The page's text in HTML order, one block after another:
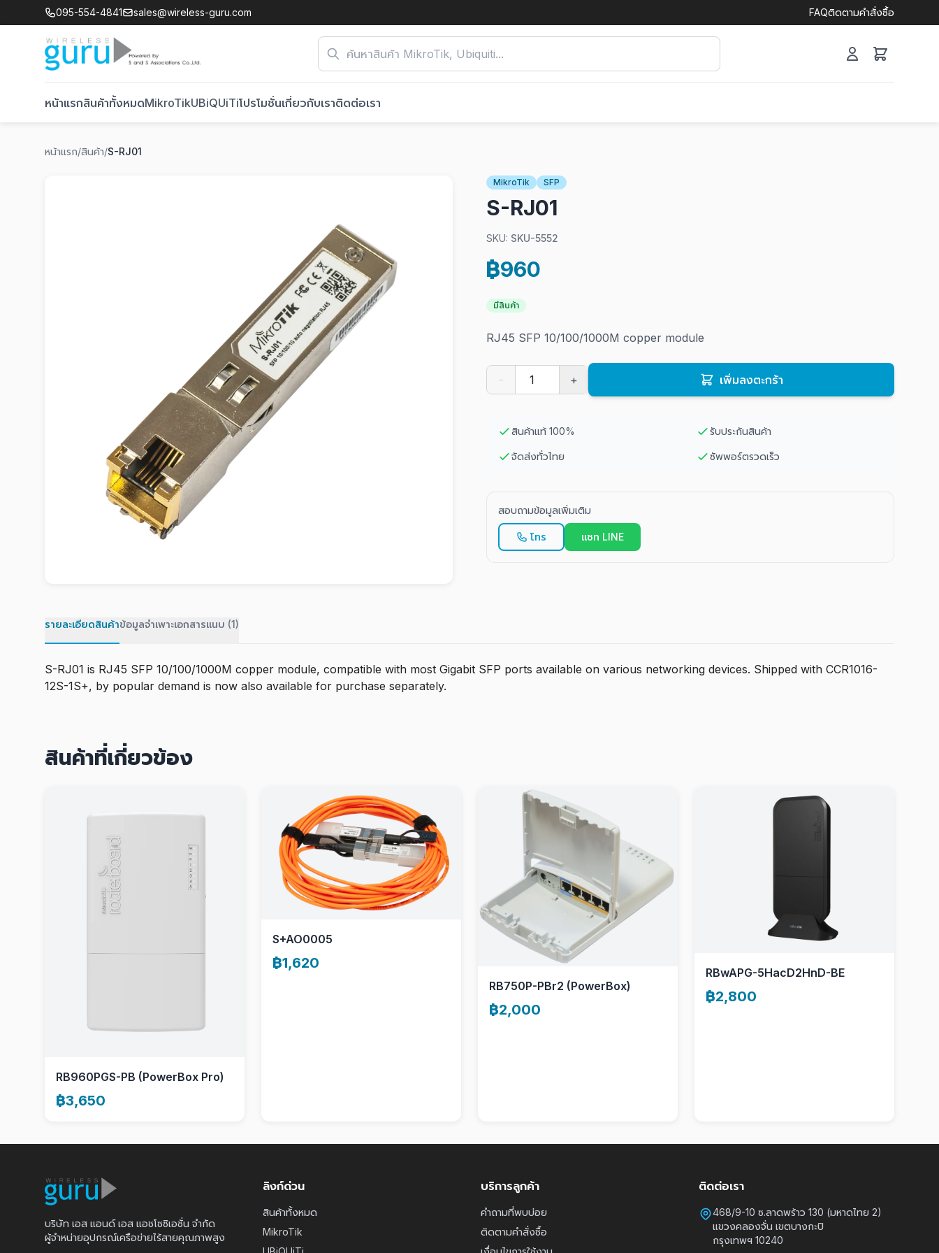
095-554-4841 sales@wireless-guru.com FAQติดตามคำสั่งซื้อ
หน้าแรกสินค้าทั้งหมดMikroTikUBiQUiTiโปรโมชั่นเกี่ยวกับเราติดต่อเรา
หน้าแรก/สินค้า/S-RJ01
MikroTik SFP
S-RJ01
SKU: SKU-5552
฿960
มีสินค้า
RJ45 SFP 10/100/1000M copper module
- + เพิ่มลงตะกร้า
สินค้าแท้ 100% รับประกันสินค้า
จัดส่งทั่วไทย ซัพพอร์ตรวดเร็ว
สอบถามข้อมูลเพิ่มเติม
โทร แชท LINE
รายละเอียดสินค้าข้อมูลจำเพาะเอกสารแนบ (1)
S-RJ01 is RJ45 SFP 10/100/1000M copper module, compatible with most Gigabit SFP ports available on various networking devices. Shipped with CCR1016-
12S-1S+, by popular demand is now also available for purchase separately.
สินค้าที่เกี่ยวข้อง
RB960PGS-PB (PowerBox Pro)
฿3,650
S+AO0005
฿1,620
RB750P-PBr2 (PowerBox)
฿2,000
RBwAPG-5HacD2HnD-BE
฿2,800
บริษัท เอส แอนด์ เอส แอชโซซิเอชั่น จำกัด
ผู้จำหน่ายอุปกรณ์เครือข่ายไร้สายคุณภาพสูง
ลิงก์ด่วน
สินค้าทั้งหมด
MikroTik
บริการลูกค้า
คำถามที่พบบ่อย
ติดตามคำสั่งซื้อ
ติดต่อเรา
468/9-10 ซ.ลาดพร้าว 130 (มหาดไทย 2)
แขวงคลองจั่น เขตบางกะปิ
กรุงเทพฯ 10240